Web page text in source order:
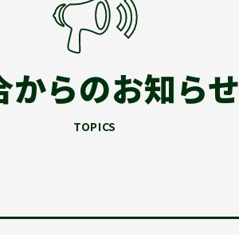
からのお知らせ
TOPICS